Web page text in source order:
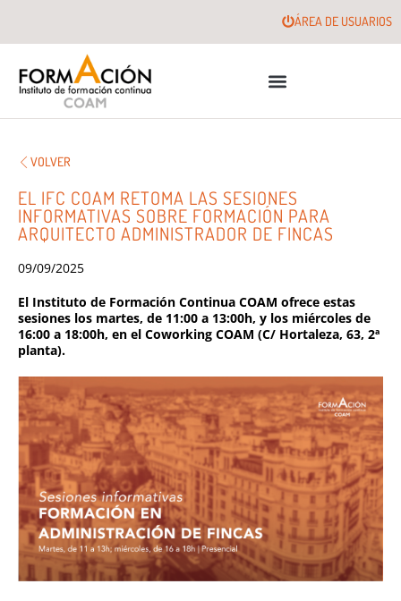
ÁREA DE USUARIOS
VOLVER
EL IFC COAM RETOMA LAS SESIONES
INFORMATIVAS SOBRE FORMACIÓN PARA
ARQUITECTO ADMINISTRADOR DE FINCAS
09/09/2025
El Instituto de Formación Continua COAM ofrece estas
sesiones los martes, de 11:00 a 13:00h, y los miércoles de
16:00 a 18:00h, en el Coworking COAM (C/ Hortaleza, 63, 2ª
planta).